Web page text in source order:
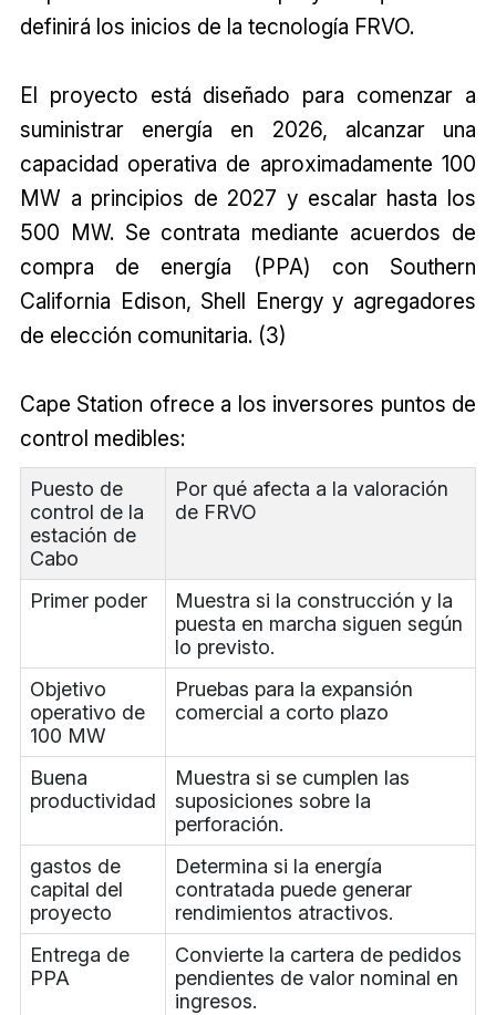
definirá los inicios de la tecnología FRVO.
El proyecto está diseñado para comenzar a
suministrar energía en 2026, alcanzar una
capacidad operativa de aproximadamente 100
MW a principios de 2027 y escalar hasta los
500 MW. Se contrata mediante acuerdos de
compra de energía (PPA) con Southern
California Edison, Shell Energy y agregadores
de elección comunitaria. (3)
Cape Station ofrece a los inversores puntos de
control medibles:
Puesto de
control de la
estación de
Cabo
Por qué afecta a la valoración
de FRVO
Primer poder
Muestra si la construcción y la
puesta en marcha siguen según
lo previsto.
Objetivo
operativo de
100 MW
Pruebas para la expansión
comercial a corto plazo
Buena
productividad
Muestra si se cumplen las
suposiciones sobre la
perforación.
gastos de
capital del
proyecto
Determina si la energía
contratada puede generar
rendimientos atractivos.
Entrega de
PPA
Convierte la cartera de pedidos
pendientes de valor nominal en
ingresos.